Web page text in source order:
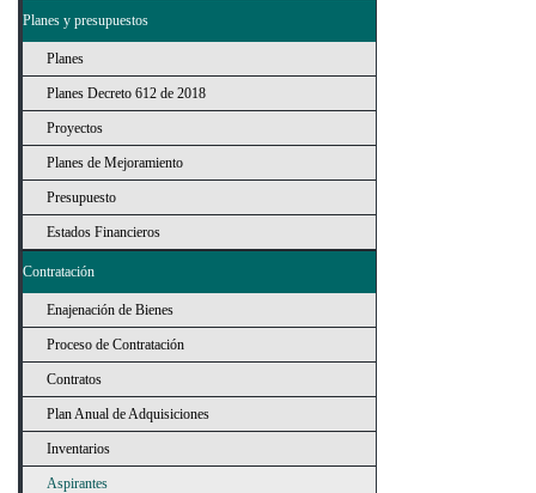
Planes y presupuestos
Planes
Planes Decreto 612 de 2018
Proyectos
Planes de Mejoramiento
Presupuesto
Estados Financieros
Contratación
Enajenación de Bienes
Proceso de Contratación
Contratos
Plan Anual de Adquisiciones
Inventarios
Aspirantes